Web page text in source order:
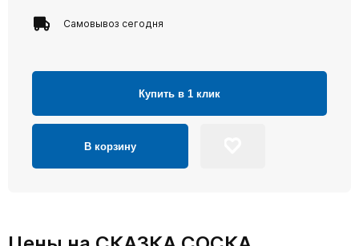
Самовывоз сегодня
Купить в 1 клик
В корзину